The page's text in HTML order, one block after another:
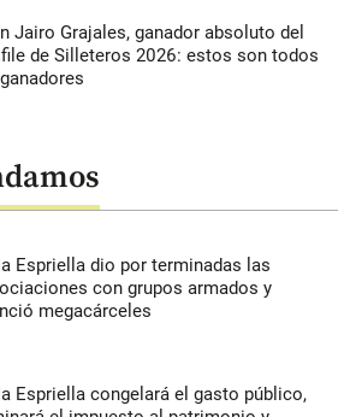
Jairo Grajales, ganador absoluto del
de Silleteros 2026: estos son todos
Espriella dio por terminadas las
con grupos armados y
megacárceles
Espriella congelará el gasto público,